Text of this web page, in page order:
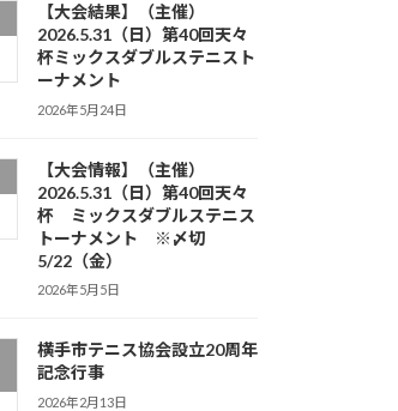
【大会結果】（主催）
2026.5.31（日）第40回天々
杯ミックスダブルステニスト
ーナメント
2026年5月24日
【大会情報】（主催）
2026.5.31（日）第40回天々
杯 ミックスダブルステニス
トーナメント ※〆切
5/22（金）
2026年5月5日
横手市テニス協会設立20周年
記念行事
2026年2月13日